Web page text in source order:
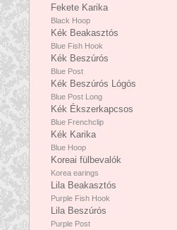
Fekete Karika
Black Hoop
Kék Beakasztós
Blue Fish Hook
Kék Beszúrós
Blue Post
Kék Beszúrós Lógós
Blue Post Long
Kék Ékszerkapcsos
Blue Frenchclip
Kék Karika
Blue Hoop
Koreai fülbevalók
Korea earings
Lila Beakasztós
Purple Fish Hook
Lila Beszúrós
Purple Post